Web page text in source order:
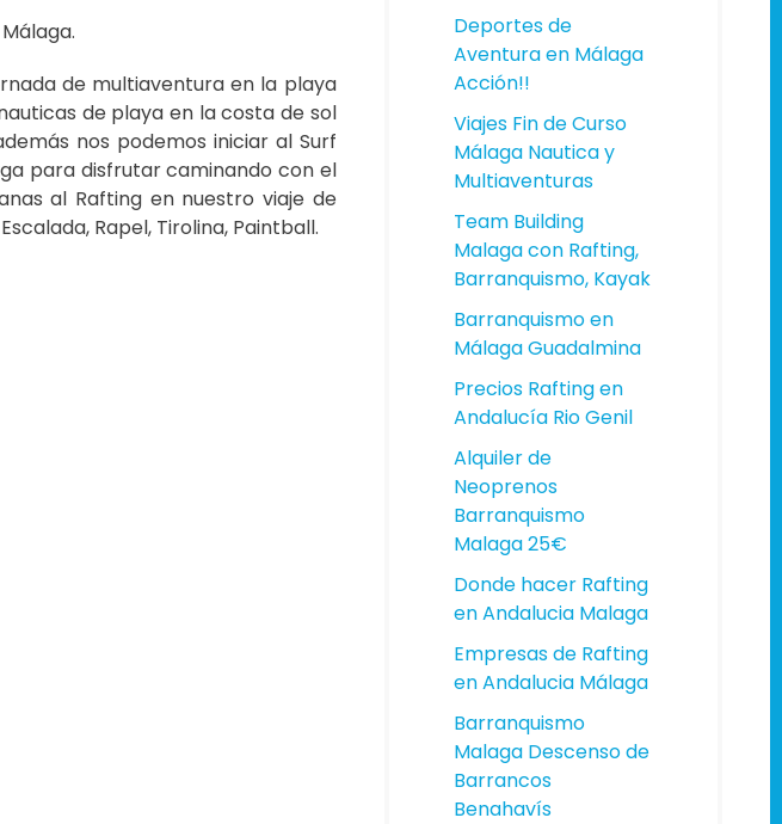
de multiaventura en la playa
de playa en la costa de sol
nos podemos iniciar al Surf
para disfrutar caminando con el
al Rafting en nuestro viaje de
Rapel, Tirolina, Paintball.
Deportes de
Aventura en Málaga
Acción!!
Viajes Fin de Curso
Málaga Nautica y
Multiaventuras
Team Building
Malaga con Rafting,
Barranquismo, Kayak
Barranquismo en
Málaga Guadalmina
Precios Rafting en
Andalucía Rio Genil
Alquiler de
Neoprenos
Barranquismo
Malaga 25€
Donde hacer Rafting
en Andalucia Malaga
Empresas de Rafting
en Andalucia Málaga
Barranquismo
Malaga Descenso de
Barrancos
Benahavís